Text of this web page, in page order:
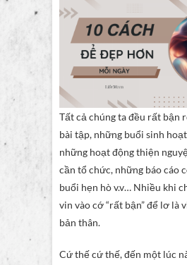
Tất cả chúng ta đều rất bận
bài tập, những buổi sinh
những hoạt động thiện
cần tổ chức, những báo cáo
buổi hẹn hò v.v… Nhiều khi
vin vào cớ “rất bận” để lơ là
bản thân.
Cứ thế cứ thế, đến một lúc